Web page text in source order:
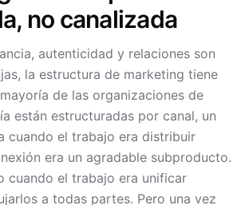
no canalizada
autenticidad y relaciones son
la estructura de marketing tiene
de las organizaciones de
están estructuradas por canal, un
cuando el trabajo era distribuir
era un agradable subproducto.
cuando el trabajo era unificar
a todas partes. Pero una vez